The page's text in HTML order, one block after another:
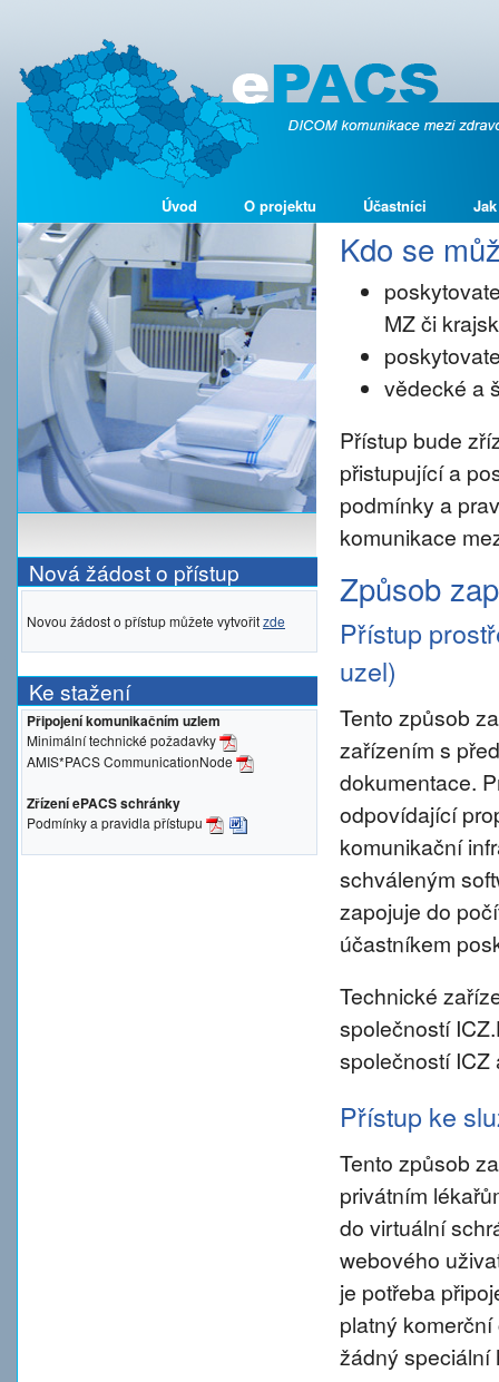
Úvod O projektu Účastníci
Nová žádost o přístup
Novou žádost o přístup můžete vytvořitzde
Ke stažení
Připojení komunikačním uzlem
Minimální technické požadavky
AMIS*PACS CommunicationNode
Zřízení ePACS schránky
Podmínky a pravidla přístupu
Kdo se
MZ či
vědecké a
Přístup bude
přistupující a
podmínky a
komunikace
Způsob
Přístup
uzel)
Tento způsob
zařízením s
dokumentace.
odpovídající
komunikační
schváleným
zapojuje do
účastníkem
Technické
společností
společností ICZ
Přístup ke
Tento způsob
privátním
do virtuální
webového
je potřeba
platný
žádný speciální